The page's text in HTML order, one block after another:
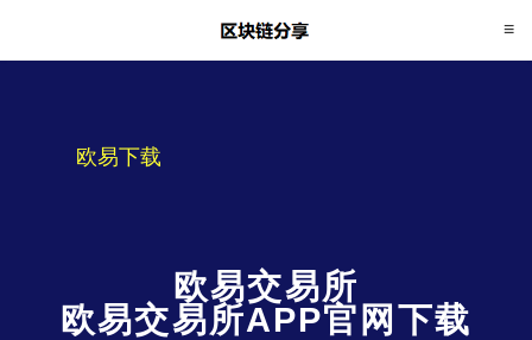
欧易下载
欧易交易所
欧易交易所APP官网下载